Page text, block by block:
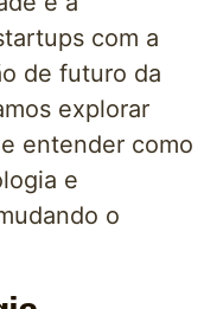
com a
de futuro da
explorar
entender como
e
o